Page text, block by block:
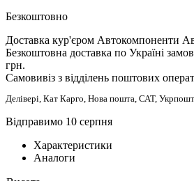
Безкоштовно
Доставка кур'єром Автокомпоненти
Безкоштовна доставка по Україні
грн.
Самовивіз з відділень поштових
Делівері, Кат Карго, Нова пошта, САТ,
Відправимо 10 серпня
Характеристики
Аналоги